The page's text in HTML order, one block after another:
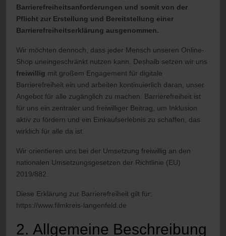
Barrierefreiheitsanforderungen und somit von der
Pflicht zur Erstellung und Bereitstellung einer
Barrierefreiheitserklärung ausgenommen.
Wir möchten dennoch, dass jeder Mensch unseren Online-
Shop uneingeschränkt nutzen kann. Deshalb setzen wir uns
freiwillig mit großem Engagement für digitale
Barrierefreiheit ein und arbeiten kontinuierlich daran, unser
Angebot für alle zugänglich zu machen. Barrierefreiheit ist
für uns ein zentraler und freiwilliger Beitrag, um Inklusion
aktiv zu fördern und ein Einkaufserlebnis zu schaffen, das
wirklich für alle da ist.
Wir orientieren uns bei der Umsetzung freiwillig an den
nationalen Umsetzungsgesetzen der Richtlinie (EU)
2019/882.
Diese Erklärung zur Barrierefreiheit gilt für:
https://www.filmkreis-langenfeld.de
2. Allgemeine Beschreibung